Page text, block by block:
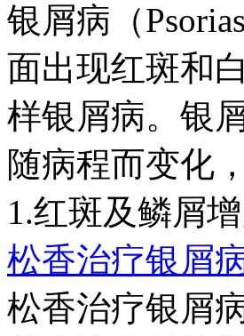
银屑病（
面出现红斑和
样银屑病。银
随病程而变化
1.红斑及鳞屑
松香治疗银屑
松香治疗银屑